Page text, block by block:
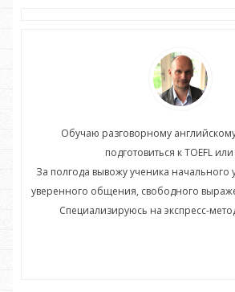
Обучаю разговорному
подготовиться к TOEFL
За полгода вывожу ученика начального
уверенного общения, свободного
Специализируюсь на экспресс-